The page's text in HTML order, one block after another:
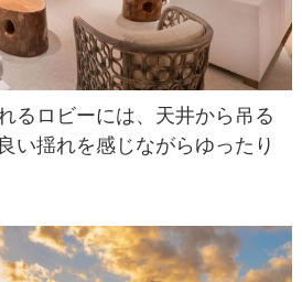
るロビーには、天井から吊る
い揺れを感じながらゆったり